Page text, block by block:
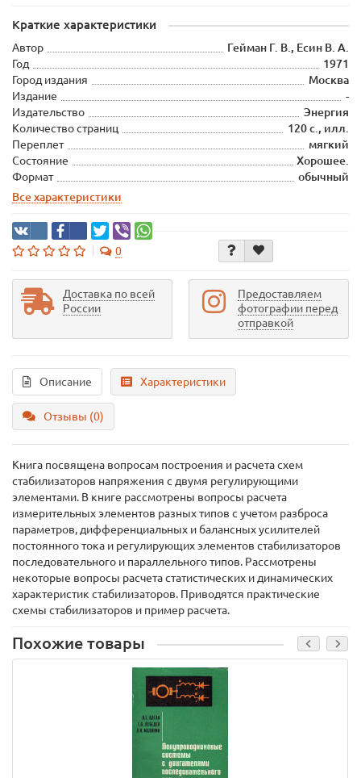
Краткие характеристики
Автор
Гейман Г. В., Есин В. А.
Год
1971
Город издания
Москва
Издание
-
Издательство
Энергия
Количество страниц
120 с., илл.
Переплет
мягкий
Состояние
Хорошее.
Формат
обычный
Все характеристики
0
Доставка по всей
России
Предоставляем
фотографии перед
отправкой
Описание Характеристики
Отзывы (0)
Книга посвящена вопросам построения и расчета схем
стабилизаторов напряжения с двумя регулирующими
элементами. В книге рассмотрены вопросы расчета
измерительных элементов разных типов с учетом разброса
параметров, дифференциальных и балансных усилителей
постоянного тока и регулирующих элементов стабилизаторов
последовательного и параллельного типов. Рассмотрены
некоторые вопросы расчета статистических и динамических
характеристик стабилизаторов. Приводятся практические
схемы стабилизаторов и пример расчета.
Похожие товары